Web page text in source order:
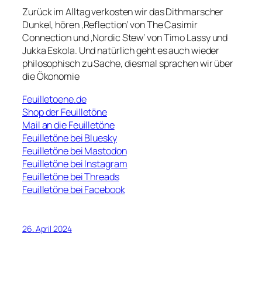
Zurück im Alltag verkosten wir das Dithmarscher
Dunkel, hören ‚Reflection‘ von The Casimir
Connection und ‚Nordic Stew‘ von Timo Lassy und
Jukka Eskola. Und natürlich geht es auch wieder
philosophisch zu Sache, diesmal sprachen wir über
die Ökonomie
Feuilletoene.de
Shop der Feuilletöne
Mail an die Feuilletöne
Feuilletöne bei Bluesky
Feuilletöne bei Mastodon
Feuilletöne bei Instagram
Feuilletöne bei Threads
Feuilletöne bei Facebook
26. April 2024